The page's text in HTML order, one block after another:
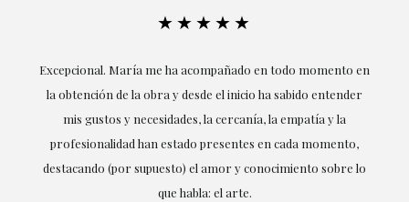
★★★★★
Excepcional. María me ha acompañado en todo momento en
la obtención de la obra y desde el inicio ha sabido entender
mis gustos y necesidades, la cercanía, la empatía y la
profesionalidad han estado presentes en cada momento,
destacando (por supuesto) el amor y conocimiento sobre lo
que habla: el arte.